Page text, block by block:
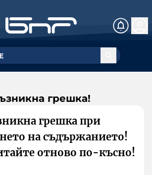
грешка!
грешка при
на съдържанието!
отново по-късно!